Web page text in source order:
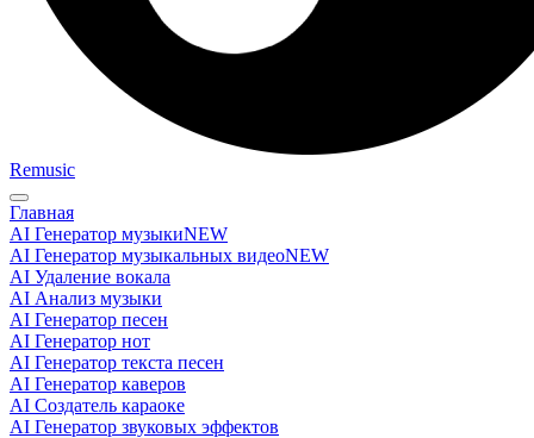
Remusic
Главная
AI Генератор музыкиNEW
AI Генератор музыкальных видеоNEW
AI Удаление вокала
AI Анализ музыки
AI Генератор песен
AI Генератор нот
AI Генератор текста песен
AI Генератор каверов
AI Создатель караоке
AI Генератор звуковых эффектов